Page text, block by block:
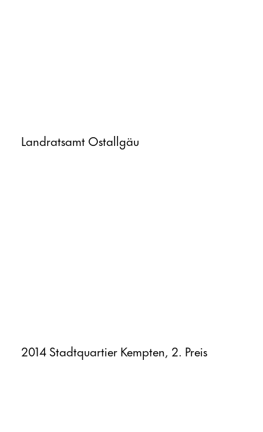
Landratsamt Ostallgäu
2014 Stadtquartier Kempten, 2. Preis